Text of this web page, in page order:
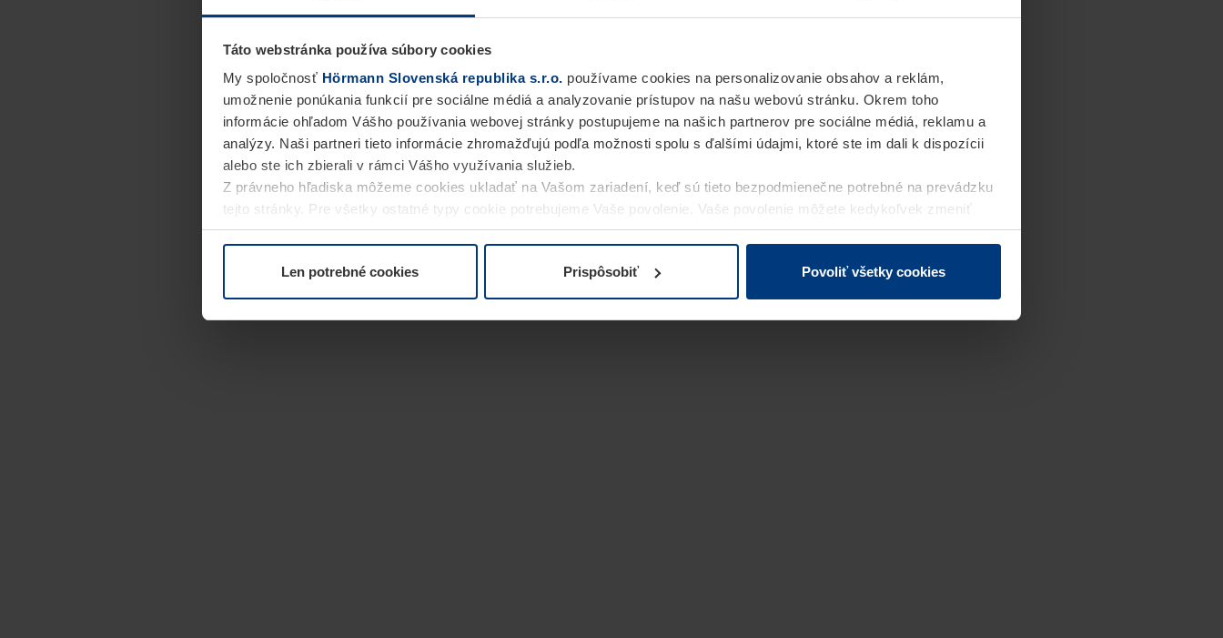
Táto webstránka používa súbory cookies
My spoločnosť Hörmann Slovenská republika s.r.o. používame cookies na personalizovanie obsahov a reklám,
umožnenie ponúkania funkcií pre sociálne médiá a analyzovanie prístupov na našu webovú stránku. Okrem toho
informácie ohľadom Vášho používania webovej stránky postupujeme na našich partnerov pre sociálne médiá, reklamu a
analýzy. Naši partneri tieto informácie zhromažďujú podľa možnosti spolu s ďalšími údajmi, ktoré ste im dali k dispozícii
alebo ste ich zbierali v rámci Vášho využívania služieb.
Z právneho hľadiska môžeme cookies ukladať na Vašom zariadení, keď sú tieto bezpodmienečne potrebné na prevádzku
tejto stránky. Pre všetky ostatné typy cookie potrebujeme Vaše povolenie. Vaše povolenie môžete kedykoľvek zmeniť
alebo odvolať vo vysvetlení cookie na stránkeVyhlásenie o ochrane osobných údajovnašej webovej stránky.
Len potrebné cookies Prispôsobiť Povoliť všetky cookies